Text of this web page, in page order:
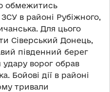
обмежитись
в районі Рубіжного,
Для цього
Сіверський Донець,
південний берег
ворог обрав
Бойові дії в районі
тривали